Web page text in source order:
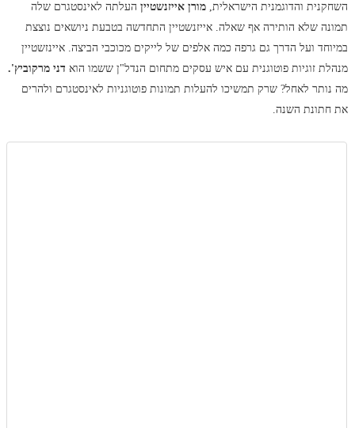
השחקנית והדוגמנית הישראלית, מורן אייזנשטייןהעלתה לאינסטגרם שלה
תמונה שלא הותירה אף שאלה. אייזנשטיין התחדשה בטבעת ניושאים נוצצת
במיוחד ועל הדרך גם גרפה כמה אלפים של לייקים מכוכבי הביצה. איינזשטיין
מנהלת זוגיות פוטוגנית עם איש עסקים מתחום הנדל"ן ששמו הוא דני מרקוביץ'.
מה נותר לאחל? שרק תמשיכו להעלות תמונות פוטוגניות לאינסטגרם ולהרים
את חתונת השנה.